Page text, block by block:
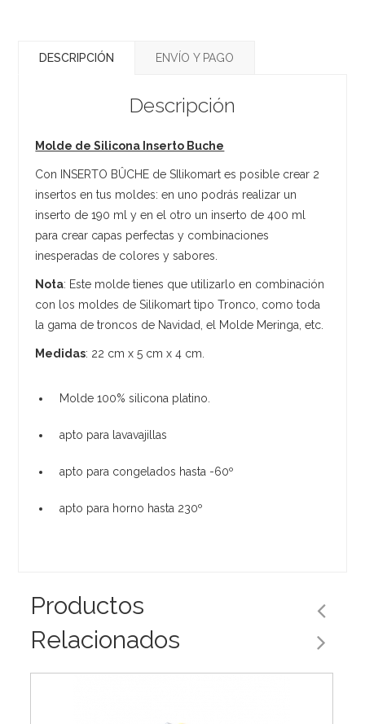
DESCRIPCIÓN ENVÍO Y PAGO
Descripción
Molde de Silicona Inserto Buche
Con INSERTO BÛCHE de SIlikomart es posible crear 2
insertos en tus moldes: en uno podrás realizar un
inserto de 190 ml y en el otro un inserto de 400 ml
para crear capas perfectas y combinaciones
inesperadas de colores y sabores.
Nota: Este molde tienes que utilizarlo en combinación
con los moldes de Silikomart tipo Tronco, como toda
la gama de troncos de Navidad, el Molde Meringa, etc.
Medidas: 22 cm x 5 cm x 4 cm.
Molde 100% silicona platino.
apto para lavavajillas
apto para congelados hasta -60º
apto para horno hasta 230º
Productos
Relacionados